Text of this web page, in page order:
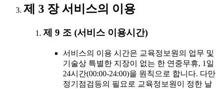
제 3 장 서비스의 이용
제 9 조 (서비스 이용시간)
서비스의 이용 시간은 교육정보원의 업무 및
기술상 특별한 지장이 없는 한 연중무휴, 1일
24시간(00:00-24:00)을 원칙으로 합니다. 다만
정기점검등의 필요로 교육정보원이 정한 날